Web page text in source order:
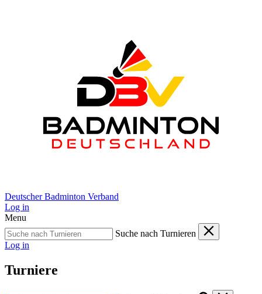
Deutscher Badminton Verband
Log in
Menu
Suche nach Turnieren
Log in
Turniere